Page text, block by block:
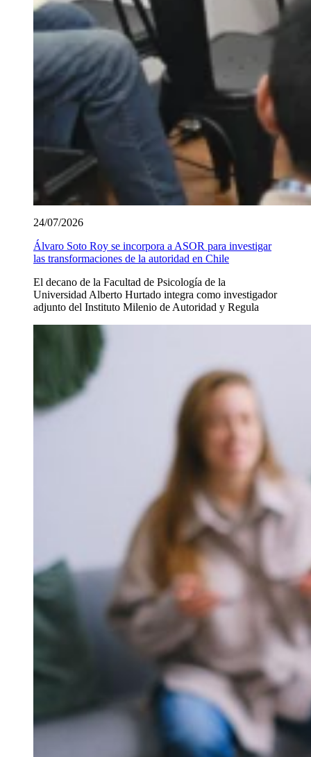
24/07/2026
Álvaro Soto Roy se incorpora a ASOR para investigar
las transformaciones de la autoridad en Chile
El decano de la Facultad de Psicología de la
Universidad Alberto Hurtado integra como investigador
adjunto del Instituto Milenio de Autoridad y Regula